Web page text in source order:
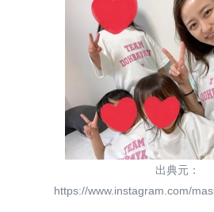
出典元：
https://www.instagram.com/